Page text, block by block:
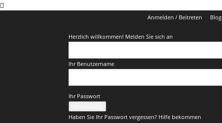
Anmelden / Beitreten Blog
Herzlich willkommen! Melden Sie sich an
Ihr Benutzername
Ihr Passwort
Haben Sie Ihr Passwort vergessen? Hilfe bekommen